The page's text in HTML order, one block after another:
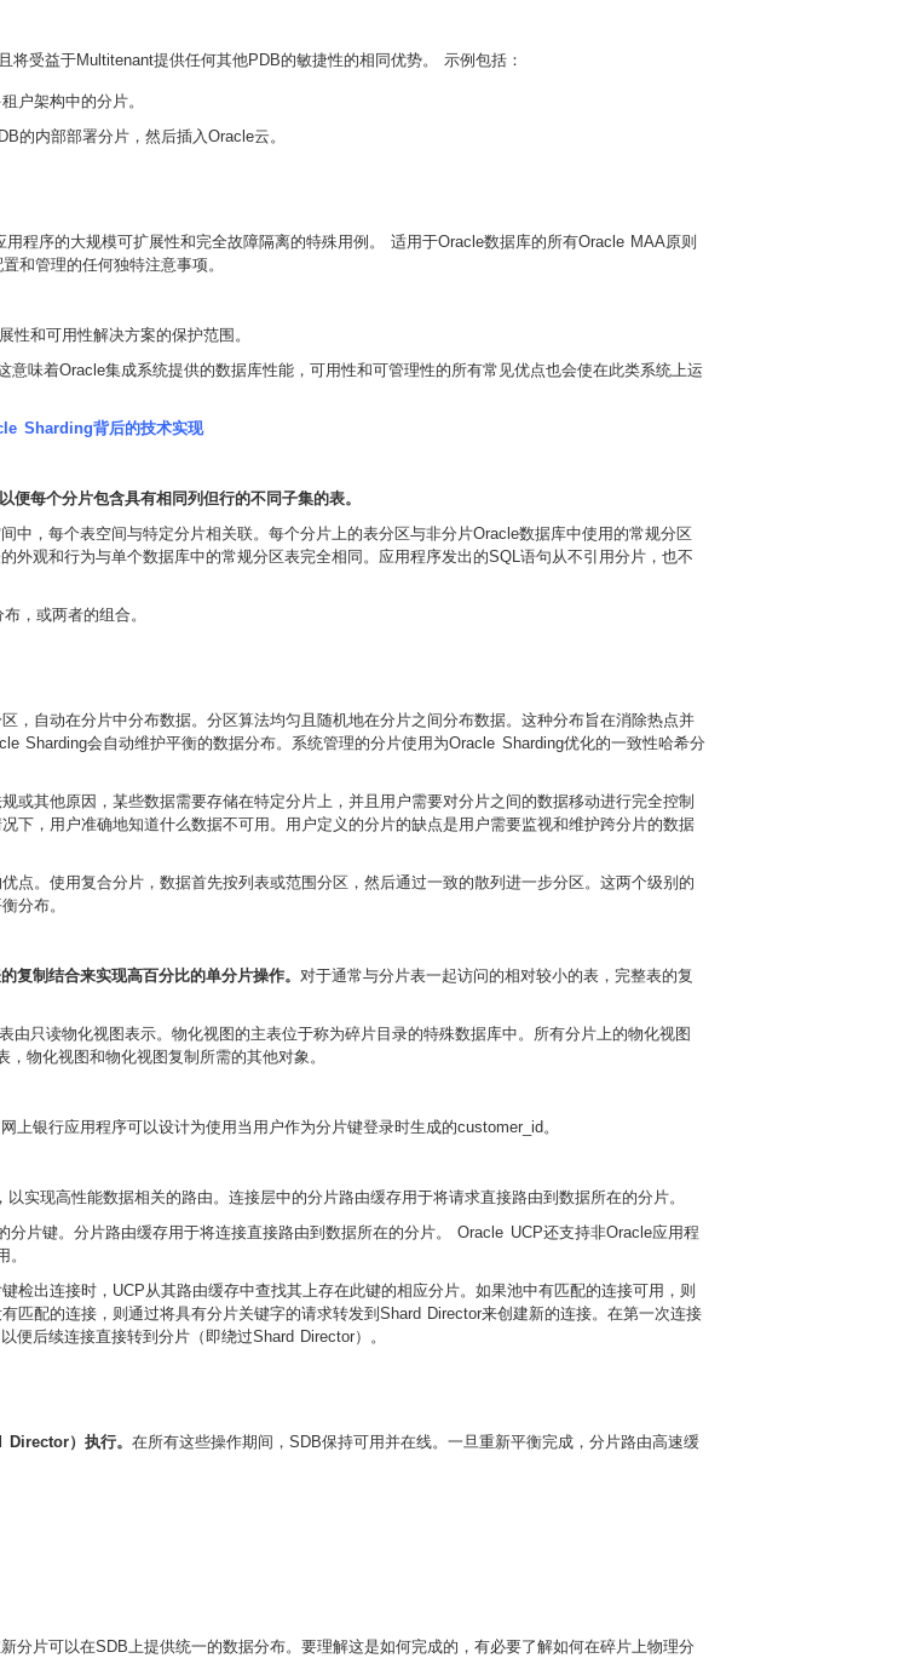
受益于Multitenant提供任何其他PDB的敏捷性的相同优势。 示例包括：
户架构中的分片。
的内部部署分片，然后插入Oracle云。
程序的大规模可扩展性和完全故障隔离的特殊用例。 适用于Oracle数据库的所有Oracle MAA原则
和管理的任何独特注意事项。
和可用性解决方案的保护范围。
味着Oracle集成系统提供的数据库性能，可用性和可管理性的所有常见优点也会使在此类系统上运
Sharding背后的技术实现
每个分片包含具有相同列但行的不同子集的表。
中，每个表空间与特定分片相关联。每个分片上的表分区与非分片Oracle数据库中使用的常规分区
外观和行为与单个数据库中的常规分区表完全相同。应用程序发出的SQL语句从不引用分片，也不
，或两者的组合。
，自动在分片中分布数据。分区算法均匀且随机地在分片之间分布数据。这种分布旨在消除热点并
Sharding会自动维护平衡的数据分布。系统管理的分片使用为Oracle Sharding优化的一致性哈希分
或其他原因，某些数据需要存储在特定分片上，并且用户需要对分片之间的数据移动进行完全控制
下，用户准确地知道什么数据不可用。用户定义的分片的缺点是用户需要监视和维护跨分片的数据
点。使用复合分片，数据首先按列表或范围分区，然后通过一致的散列进一步分区。这两个级别的
分布。
复制结合来实现高百分比的单分片操作。 对于通常与分片表一起访问的相对较小的表，完整表的复
由只读物化视图表示。物化视图的主表位于称为碎片目录的特殊数据库中。所有分片上的物化视图
物化视图和物化视图复制所需的其他对象。
上银行应用程序可以设计为使用当用户作为分片键登录时生成的customer_id。
以实现高性能数据相关的路由。连接层中的分片路由缓存用于将请求直接路由到数据所在的分片。
分片键。分片路由缓存用于将连接直接路由到数据所在的分片。 Oracle UCP还支持非Oracle应用程
检出连接时，UCP从其路由缓存中查找其上存在此键的相应分片。如果池中有匹配的连接可用，则
匹配的连接，则通过将具有分片关键字的请求转发到Shard Director来创建新的连接。在第一次连接
便后续连接直接转到分片（即绕过Shard Director）。
）执行。 在所有这些操作期间，SDB保持可用并在线。一旦重新平衡完成，分片路由高速缓
分片可以在SDB上提供统一的数据分布。要理解这是如何完成的，有必要了解如何在碎片上物理分